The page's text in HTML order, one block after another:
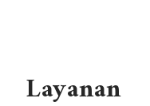
Layanan